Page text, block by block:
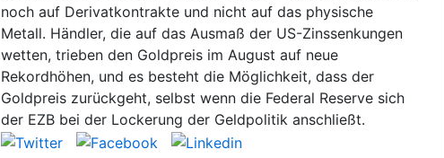
noch auf Derivatkontrakte und nicht auf das physische
Metall. Händler, die auf das Ausmaß der US-Zinssenkungen
wetten, trieben den Goldpreis im August auf neue
Rekordhöhen, und es besteht die Möglichkeit, dass der
Goldpreis zurückgeht, selbst wenn die Federal Reserve sich
der EZB bei der Lockerung der Geldpolitik anschließt.